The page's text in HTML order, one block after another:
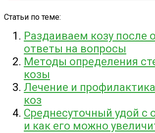
Статьи по теме:
Раздаиваем козу после
ответы на вопросы
Методы определения
козы
Лечение и
коз
Среднесуточный удой с
и как его можно